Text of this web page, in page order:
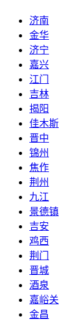
济南
金华
济宁
嘉兴
江门
吉林
揭阳
佳木斯
晋中
锦州
焦作
荆州
九江
景德镇
吉安
鸡西
荆门
晋城
酒泉
嘉峪关
金昌